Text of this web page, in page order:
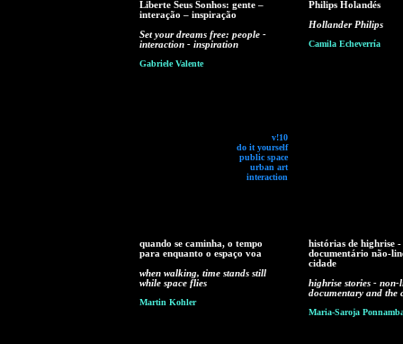
Liberte Seus Sonhos: gente –
interação – inspiração
Set your dreams free: people -
interaction - inspiration
Gabriele Valente
v!10
do it yourself
public space
urban art
interaction
Philips Holandés
Hollander Philips
Camila Echeverría
quando se caminha, o tempo
para enquanto o espaço voa
when walking, time stands still
while space flies
Martin Kohler
histórias de highrise -
documentário não-
cidade
highrise stories - non-
documentary and the
Maria-Saroja